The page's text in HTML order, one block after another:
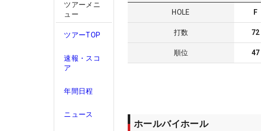
ツアーメニ
ュー
ツアーTOP
速報・スコ
ア
年間日程
ニュース
HOLE F
打数 72
順位 47
ホールバイホール